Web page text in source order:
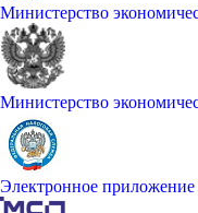
Министерство
Министерство
Электронное